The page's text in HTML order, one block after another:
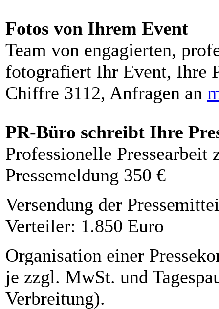
Fotos von Ihrem Event
Team von engagierten,
fotografiert Ihr Event, Ihre
Chiffre 3112, Anfragen an
PR-Büro schreibt Ihre
Professionelle Pressearbeit
Pressemeldung 350 €
Versendung der
Verteiler: 1.850 Euro
Organisation einer
je zzgl. MwSt. und
Verbreitung).